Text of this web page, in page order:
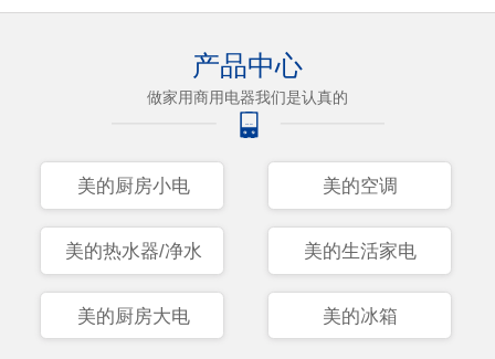
产品中心
做家用商用电器我们是认真的
美的厨房小电 美的空调
美的热水器/净水 美的生活家电
美的厨房大电 美的冰箱